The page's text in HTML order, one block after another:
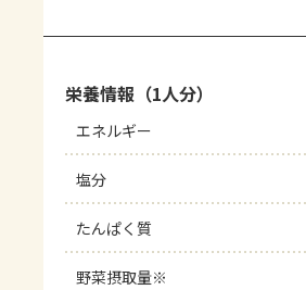
栄養情報（1人分）
エネルギー
塩分
たんぱく質
野菜摂取量※